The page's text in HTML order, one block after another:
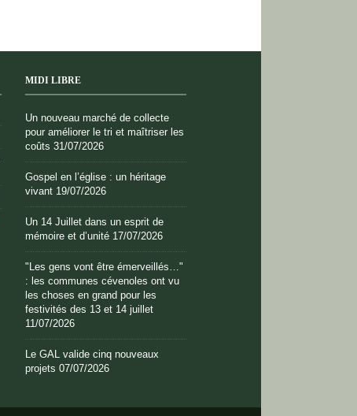
MIDI LIBRE
Un nouveau marché de collecte
pour améliorer le tri et maîtriser les
coûts 31/07/2026
Gospel en l’église : un héritage
vivant 19/07/2026
Un 14 Juillet dans un esprit de
mémoire et d’unité 17/07/2026
"Les gens vont être émerveillés…"
: les communes cévenoles ont vu
les choses en grand pour les
festivités des 13 et 14 juillet
11/07/2026
Le GAL valide cinq nouveaux
projets 07/07/2026